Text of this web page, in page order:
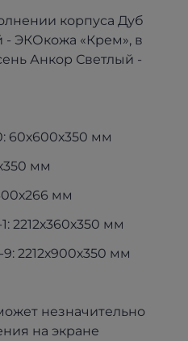
корпуса Дуб
ЭКОкожа «Крем», в
Анкор Светлый -
60х600х350 мм
мм
мм
2212х360х350 мм
2212х900х350 мм
незначительно
на экране